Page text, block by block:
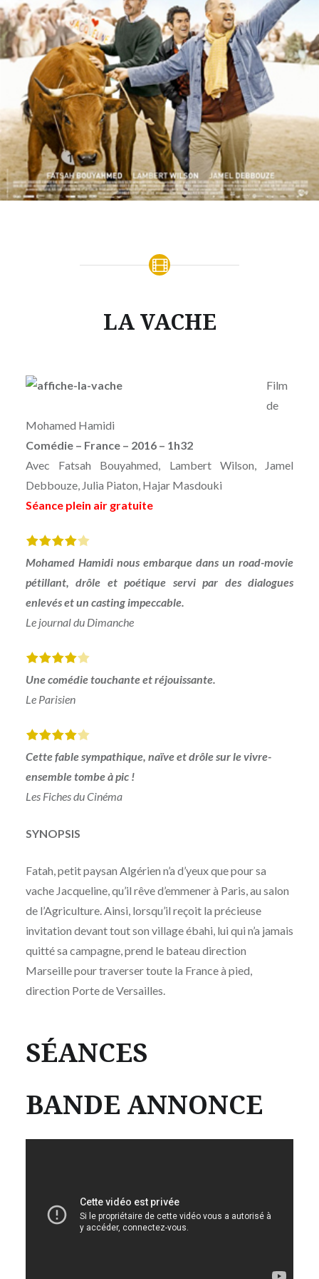
LA VACHE
Film
de
Mohamed Hamidi
Comédie – France– 2016 – 1h32
Avec Fatsah Bouyahmed, Lambert Wilson, Jamel
Debbouze, Julia Piaton, Hajar Masdouki
Séance plein air gratuite
Mohamed Hamidi nous embarque dans un road-movie
pétillant, drôle et poétique servi par des dialogues
enlevés et un casting impeccable.
Le journal du Dimanche
Une comédie touchante et réjouissante.
Le Parisien
Cette fable sympathique, naïve et drôle sur le vivre-
ensemble tombe à pic !
Les Fiches du Cinéma
SYNOPSIS
Fatah, petit paysan Algérien n’a d’yeux que pour sa
vache Jacqueline, qu’il rêve d’emmener à Paris, au salon
de l’Agriculture. Ainsi, lorsqu’il reçoit la précieuse
invitation devant tout son village ébahi, lui qui n’a jamais
quitté sa campagne, prend le bateau direction
Marseille pour traverser toute la France à pied,
direction Porte de Versailles.
SÉANCES
BANDE ANNONCE